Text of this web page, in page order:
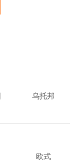
乌托邦
欧式